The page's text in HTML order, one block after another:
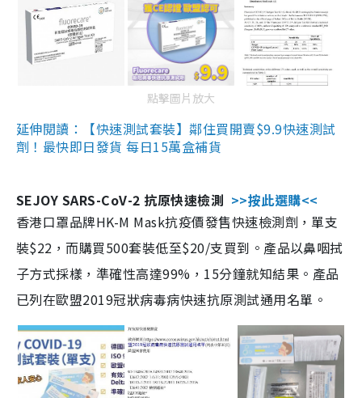
點擊圖片放大
延伸閱讀：【快速測試套裝】鄰住買開賣$9.9快速測試
劑！最快即日發貨 每日15萬盒補貨
SEJOY SARS-CoV-2 抗原快速檢測 >>按此選購<<
香港口罩品牌HK-M Mask抗疫價發售快速檢測劑，單支
裝$22，而購買500套裝低至$20/支買到。產品以鼻咽拭
子方式採樣，準確性高達99%，15分鐘就知結果。產品
已列在歐盟2019冠狀病毒病快速抗原測試通用名單。